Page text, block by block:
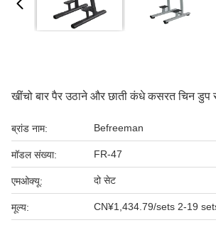
खींचो बार पैर उठाने और छाती कंधे कसरत चिन डुप
ब्रांड नाम: Befreeman
मॉडल संख्या: FR-47
एमओक्यू: दो सेट
मूल्य: CN¥1,434.79/sets 2-19